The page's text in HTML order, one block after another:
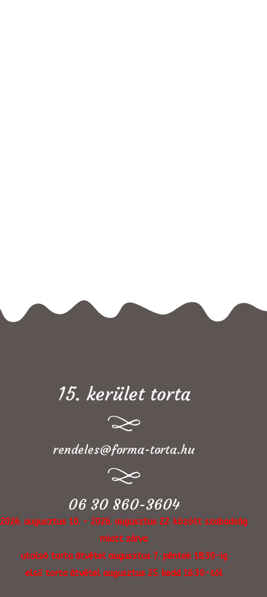
15. kerület torta
rendeles@forma-torta.hu
06 30 860-3604
2026. augusztus 10. - 2026. augusztus 22. között szabadság
miatt zárva
utolsó torta átvétel augusztus 7. péntek 18:30-ig
első torta átvétel augusztus 25. kedd 16:30-tól